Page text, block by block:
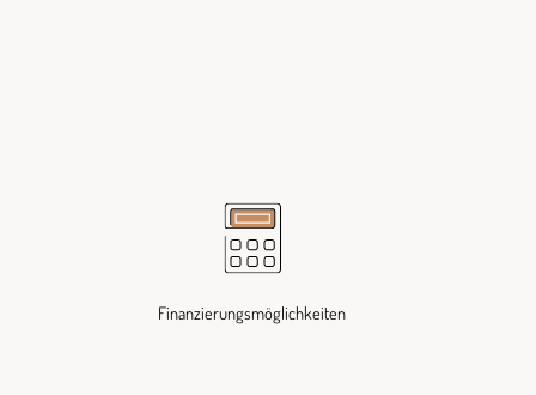
Finanzierungsmöglichkeiten